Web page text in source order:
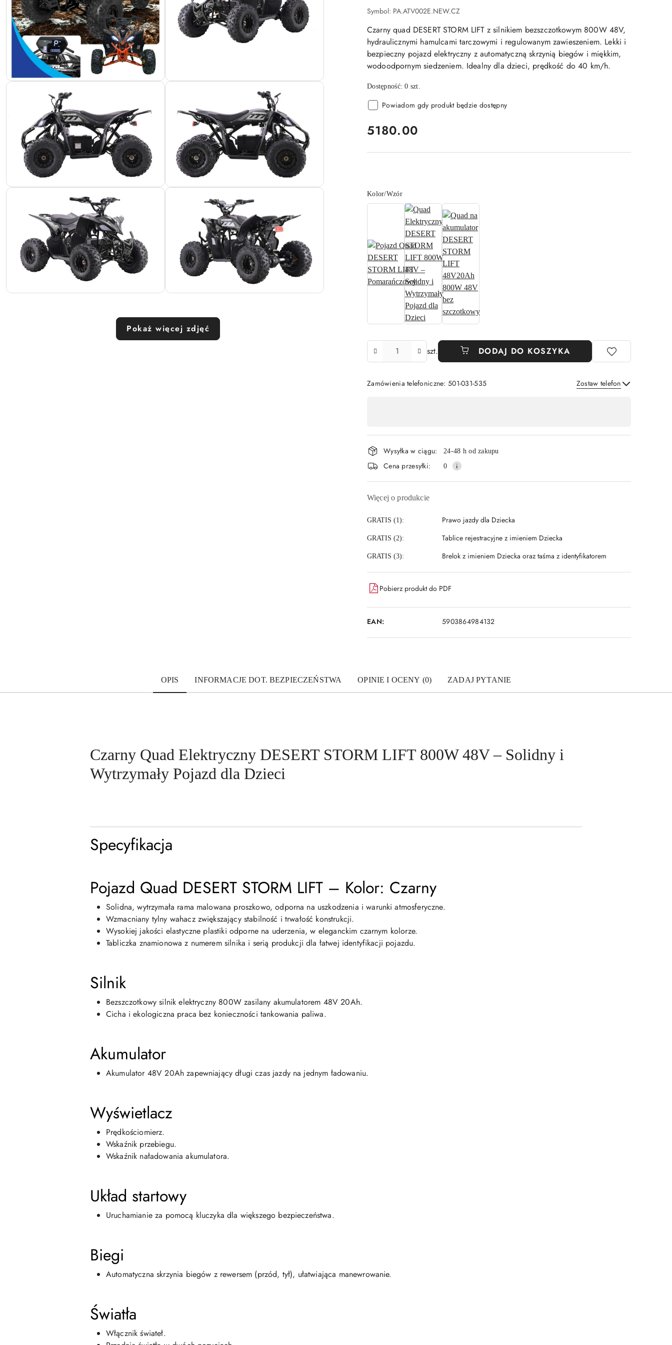
Pokaż więcej zdjęć
Symbol: PA.ATV002E.NEW.CZ
Czarny quad DESERT STORM LIFT z silnikiem bezszczotkowym 800W 48V,
hydraulicznymi hamulcami tarczowymi i regulowanym zawieszeniem. Lekki i
bezpieczny pojazd elektryczny z automatyczną skrzynią biegów i miękkim,
wodoodpornym siedzeniem. Idealny dla dzieci, prędkość do 40 km/h.
Dostępność:0 szt.
Powiadom gdy produkt będzie dostępny
cena:
5180.00
Wariant
Kolor/Wzór
szt. DODAJ DO KOSZYKA
Zamówienia telefoniczne: 501-031-535 Zostaw telefon
płatność
i
dostawa
Wysyłka w ciągu: 24-48 h od zakupu
Cena przesyłki: 0
Więcej o produkcie
GRATIS (1): Prawo jazdy dla Dziecka
GRATIS (2): Tablice rejestracyjne z imieniem Dziecka
GRATIS (3): Brelok z imieniem Dziecka oraz taśma z identyfikatorem
Pobierz produkt do PDF
EAN: 5903864984132
OPIS INFORMACJE DOT. BEZPIECZEŃSTWA OPINIE I OCENY (0) ZADAJ PYTANIE
Czarny Quad Elektryczny DESERT STORM LIFT 800W 48V – Solidny i
Wytrzymały Pojazd dla Dzieci
Specyfikacja
Pojazd Quad DESERT STORM LIFT – Kolor: Czarny
Solidna, wytrzymała rama malowana proszkowo, odporna na uszkodzenia i warunki atmosferyczne.
Wzmacniany tylny wahacz zwiększający stabilność i trwałość konstrukcji.
Wysokiej jakości elastyczne plastiki odporne na uderzenia, w eleganckim czarnym kolorze.
Tabliczka znamionowa z numerem silnika i serią produkcji dla łatwej identyfikacji pojazdu.
Silnik
Bezszczotkowy silnik elektryczny 800W zasilany akumulatorem 48V 20Ah.
Cicha i ekologiczna praca bez konieczności tankowania paliwa.
Akumulator
Akumulator 48V 20Ah zapewniający długi czas jazdy na jednym ładowaniu.
Wyświetlacz
Prędkościomierz.
Wskaźnik przebiegu.
Wskaźnik naładowania akumulatora.
Układ startowy
Uruchamianie za pomocą kluczyka dla większego bezpieczeństwa.
Biegi
Automatyczna skrzynia biegów z rewersem (przód, tył), ułatwiająca manewrowanie.
Światła
Włącznik świateł.